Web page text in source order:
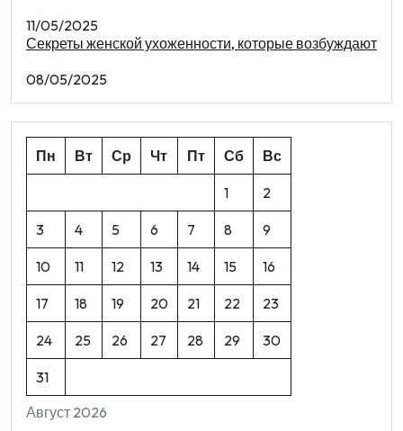
11/05/2025
Секреты женской ухоженности, которые возбуждают
08/05/2025
Август 2026
Пн Вт Ср Чт Пт Сб Вс
1 2
3 4 5 6 7 8 9
10 11 12 13 14 15 16
17 18 19 20 21 22 23
24 25 26 27 28 29 30
31